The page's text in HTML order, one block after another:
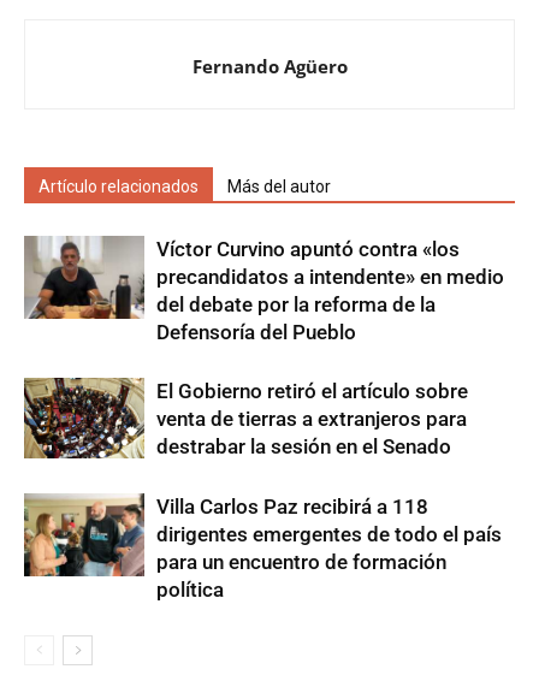
Fernando Agüero
Artículo relacionados Más del autor
Víctor Curvino apuntó contra «los
precandidatos a intendente» en medio
del debate por la reforma de la
Defensoría del Pueblo
El Gobierno retiró el artículo sobre
venta de tierras a extranjeros para
destrabar la sesión en el Senado
Villa Carlos Paz recibirá a 118
dirigentes emergentes de todo el país
para un encuentro de formación
política